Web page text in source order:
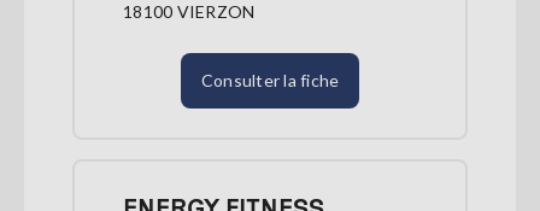
18100 VIERZON
Consulter la fiche